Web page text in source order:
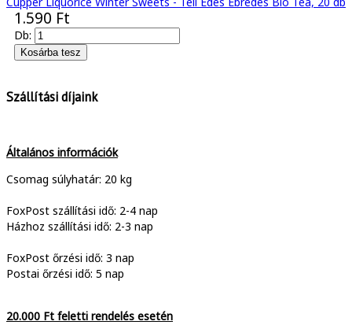
1.590 Ft
Db:
Szállítási díjaink
Általános információk
Csomag súlyhatár: 20 kg
FoxPost szállítási idő: 2-4 nap
Házhoz szállítási idő: 2-3 nap
FoxPost őrzési idő: 3 nap
Postai őrzési idő: 5 nap
20.000 Ft feletti rendelés esetén